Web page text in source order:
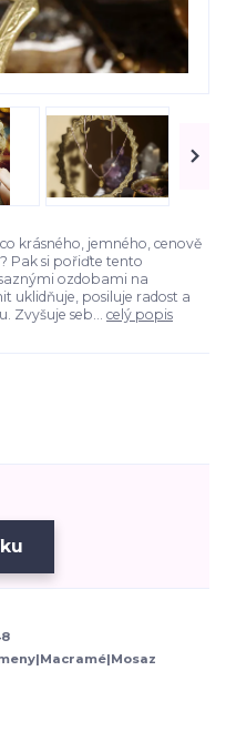
krásného, jemného, cenově
Pak si pořiďte tento
ozdobami na
uklidňuje, posiluje radost a
Zvyšuje seb... celý popis